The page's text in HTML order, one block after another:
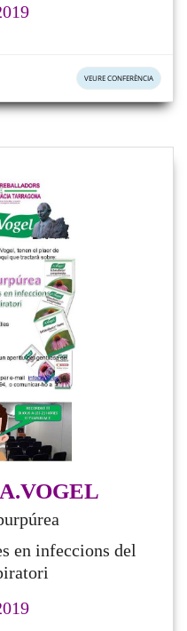
VEURE CONFERÈNCIA
en infeccions del